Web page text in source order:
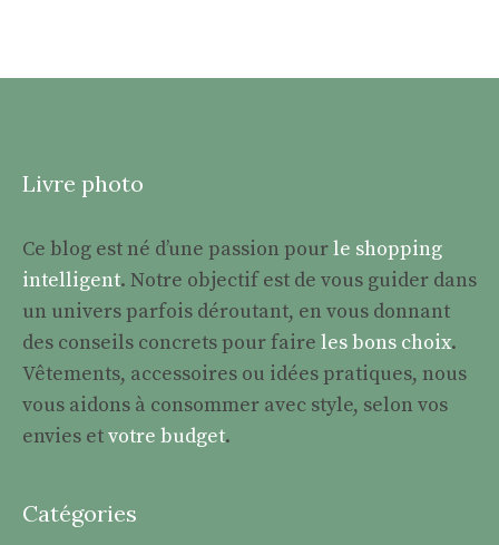
Livre photo
Ce blog est né d’une passion pourle shopping
intelligent. Notre objectif est de vous guider dans
un univers parfois déroutant, en vous donnant
des conseils concrets pour faire les bons choix.
Vêtements, accessoires ou idées pratiques, nous
vous aidons à consommer avec style, selon vos
envies etvotre budget.
Catégories